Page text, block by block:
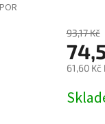
93,17 Kč
61,60 Kč
cena: